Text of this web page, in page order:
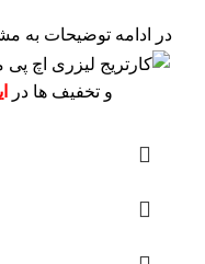
در ادامه توضیحات به
و تخفیف ها در